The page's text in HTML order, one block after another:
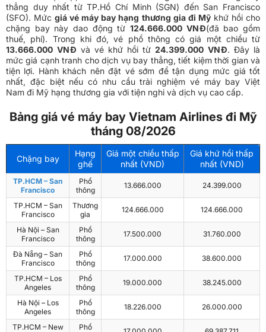
thẳng duy nhất từ TP.Hồ Chí Minh (SGN) đến San Francisco
(SFO). Mứcgiá vé máy bay hạng thương gia đi Mỹkhứ hồi cho
chặng bay này dao động từ 124.666.000 VNĐ(đã bao gồm
thuế, phí). Trong khi đó, vé phổ thông có giá một chiều từ
13.666.000 VNĐ và vé khứ hồi từ 24.399.000 VNĐ. Đây là
mức giá cạnh tranh cho dịch vụ bay thẳng, tiết kiệm thời gian và
tiện lợi. Hành khách nên đặt vé sớm để tận dụng mức giá tốt
nhất, đặc biệt nếu có nhu cầu trải nghiệm vé máy bay Việt
Nam đi Mỹ hạng thương gia với tiện nghi và dịch vụ cao cấp.
Bảng giá vé máy bay Vietnam Airlines đi Mỹ
tháng 08/2026
Chặng bay
Hạng
ghế
Giá một chiều thấp
nhất (VND)
Giá khứ hồi thấp
nhất (VND)
TP.HCM – San
Francisco
Phổ
thông
13.666.000 24.399.000
TP.HCM – San
Francisco
Thương
gia
124.666.000 124.666.000
Hà Nội – San
Francisco
Phổ
thông
17.500.000 31.760.000
Đà Nẵng – San
Francisco
Phổ
thông
17.000.000 38.600.000
TP.HCM – Los
Angeles
Phổ
thông
19.000.000 38.245.000
Hà Nội – Los
Angeles
Phổ
thông
18.226.000 26.000.000
TP.HCM – New
Phổ